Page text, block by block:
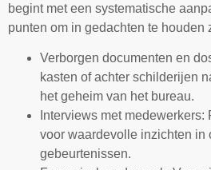
begint met een systematische
punten om in gedachten te houden
Verborgen documenten en
kasten of achter schilderijen
het geheim van het bureau.
Interviews met
voor waardevolle inzichten in
gebeurtenissen.